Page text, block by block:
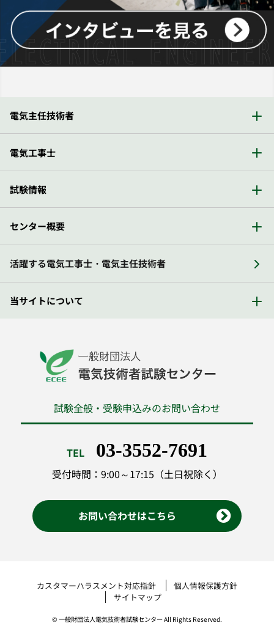
電気主任技術者
電気工事士
試験情報
センター概要
活躍する電気工事士・電気主任技術者
当サイトについて
試験全般・受験申込みのお問い合わせ
TEL 03-3552-7691
受付時間：9:00～17:15（土日祝除く）
お問い合わせはこちら
カスタマーハラスメント対応指針
個人情報保護方針
サイトマップ
© 一般財団法人電気技術者試験センター All Rights Reserved.